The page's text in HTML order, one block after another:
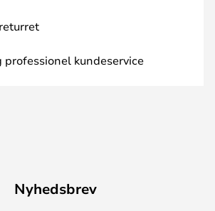
professionel kundeservice
Nyhedsbrev